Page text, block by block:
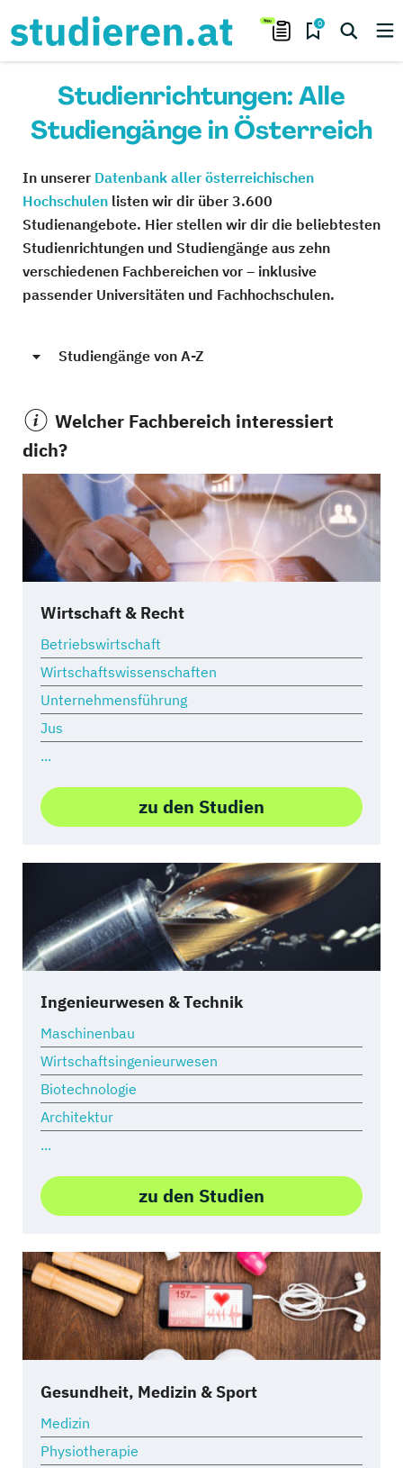
0
Studienrichtungen: Alle
Studiengänge in Österreich
In unserer Datenbank aller österreichischen
Hochschulen listen wir dir über 3.600
Studienangebote. Hier stellen wir dir die beliebtesten
Studienrichtungen und Studiengänge aus zehn
verschiedenen Fachbereichen vor – inklusive
passender Universitäten und Fachhochschulen.
Studiengänge von A-Z
Welcher Fachbereich interessiert
dich?
Wirtschaft & Recht
Betriebswirtschaft
Wirtschaftswissenschaften
Unternehmensführung
Jus
...
zu den Studien
Ingenieurwesen & Technik
Maschinenbau
Wirtschaftsingenieurwesen
Biotechnologie
Architektur
...
zu den Studien
Gesundheit, Medizin & Sport
Medizin
Physiotherapie